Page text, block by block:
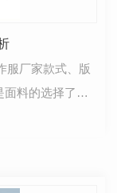
服厂家款式、版
料的选择了，
低。那么我…